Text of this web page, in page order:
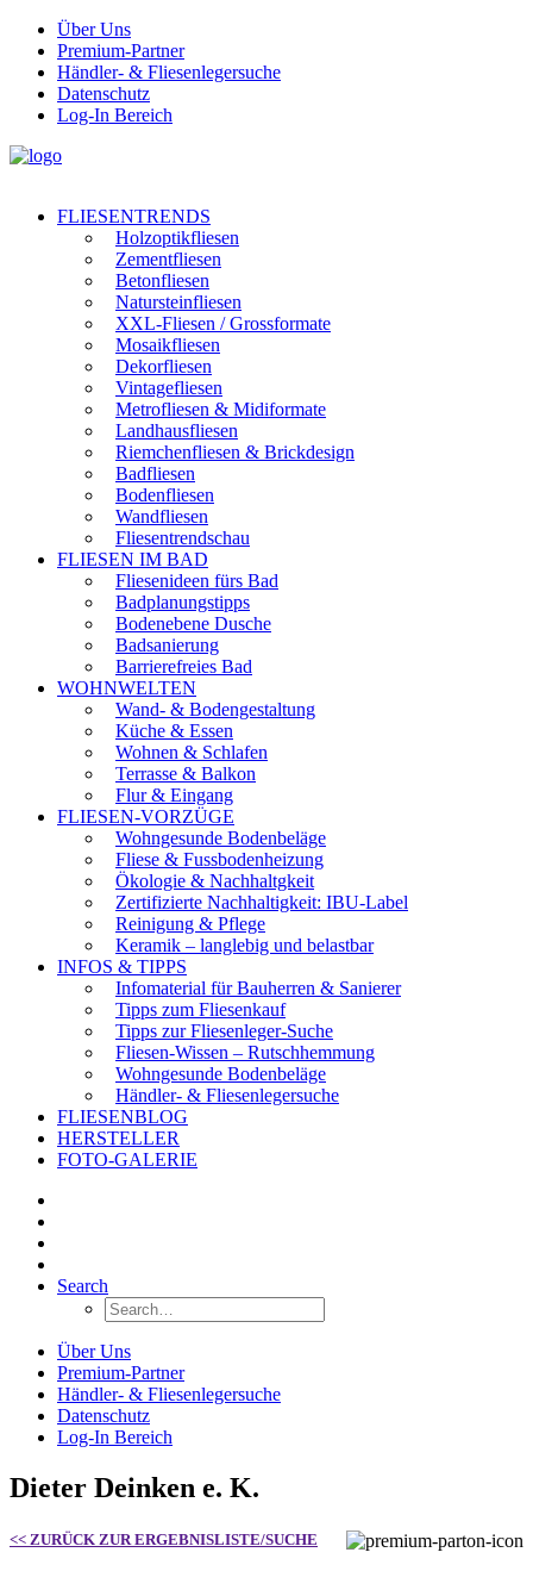
Über Uns
Premium-Partner
Händler- & Fliesenlegersuche
Datenschutz
Log-In Bereich
FLIESENTRENDS
Holzoptikfliesen
Zementfliesen
Betonfliesen
Natursteinfliesen
XXL-Fliesen / Grossformate
Mosaikfliesen
Dekorfliesen
Vintagefliesen
Metrofliesen & Midiformate
Landhausfliesen
Riemchenfliesen & Brickdesign
Badfliesen
Bodenfliesen
Wandfliesen
Fliesentrendschau
FLIESEN IM BAD
Fliesenideen fürs Bad
Badplanungstipps
Bodenebene Dusche
Badsanierung
Barrierefreies Bad
WOHNWELTEN
Wand- & Bodengestaltung
Küche & Essen
Wohnen & Schlafen
Terrasse & Balkon
Flur & Eingang
FLIESEN-VORZÜGE
Wohngesunde Bodenbeläge
Fliese & Fussbodenheizung
Ökologie & Nachhaltgkeit
Zertifizierte Nachhaltigkeit: IBU-Label
Reinigung & Pflege
Keramik – langlebig und belastbar
INFOS & TIPPS
Infomaterial für Bauherren & Sanierer
Tipps zum Fliesenkauf
Tipps zur Fliesenleger-Suche
Fliesen-Wissen – Rutschhemmung
Wohngesunde Bodenbeläge
Händler- & Fliesenlegersuche
FLIESENBLOG
HERSTELLER
FOTO-GALERIE
Search
Über Uns
Premium-Partner
Händler- & Fliesenlegersuche
Datenschutz
Log-In Bereich
Dieter Deinken e. K.
<< ZURÜCK ZUR ERGEBNISLISTE/SUCHE